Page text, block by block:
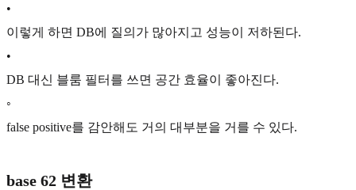
•
이렇게 하면 DB에 질의가 많아지고 성능이 저하된다.
•
DB 대신 블룸 필터를 쓰면 공간 효율이 좋아진다.
◦
false positive를 감안해도 거의 대부분을 거를 수 있다.
base 62 변환